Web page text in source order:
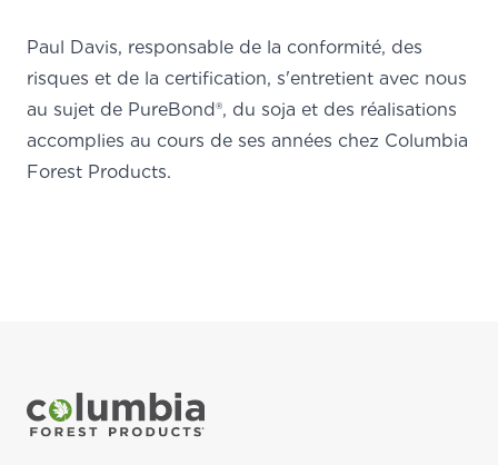
Paul Davis, responsable de la conformité, des
risques et de la certification, s'entretient avec nous
au sujet de PureBond®, du soja et des réalisations
accomplies au cours de ses années chez Columbia
Forest Products.